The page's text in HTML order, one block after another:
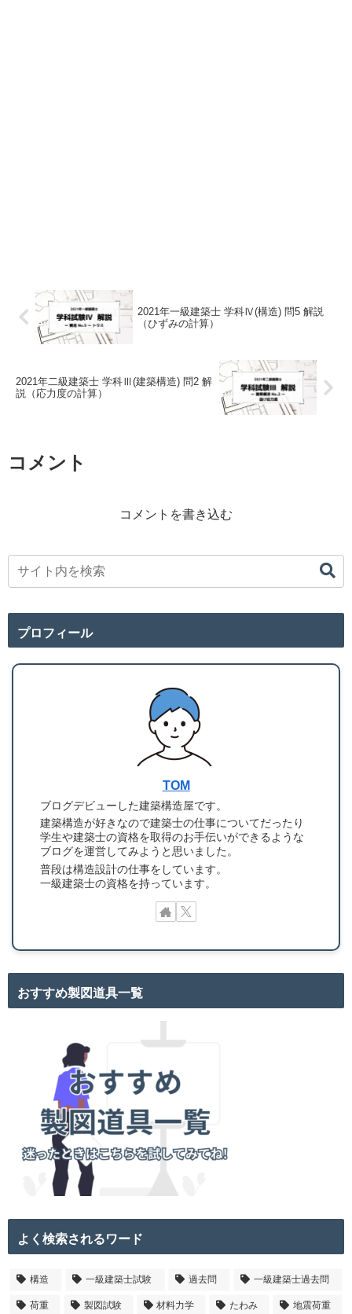
2021年一級建築士 学科Ⅳ(構造) 問5 解説
（ひずみの計算）
2021年二級建築士 学科Ⅲ(建築構造) 問2 解
説（応力度の計算）
コメント
コメントを書き込む
プロフィール
TOM
ブログデビューした建築構造屋です。
建築構造が好きなので建築士の仕事についてだったり
学生や建築士の資格を取得のお手伝いができるような
ブログを運営してみようと思いました。
普段は構造設計の仕事をしています。
一級建築士の資格を持っています。
おすすめ製図道具一覧
よく検索されるワード
構造 一級建築士試験 過去問 一級建築士過去問
荷重 製図試験 材料力学 たわみ 地震荷重